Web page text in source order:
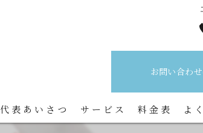
お問い合わ
代表あいさつ サービス 料金表 よ